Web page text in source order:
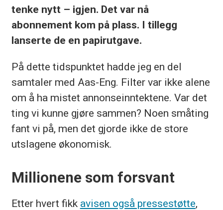
tenke nytt – igjen. Det var nå
abonnement kom på plass. I tillegg
lanserte de en papirutgave.
På dette tidspunktet hadde jeg en del
samtaler med Aas-Eng. Filter var ikke alene
om å ha mistet annonseinntektene. Var det
ting vi kunne gjøre sammen? Noen småting
fant vi på, men det gjorde ikke de store
utslagene økonomisk.
Millionene som forsvant
Etter hvert fikk avisen også pressestøtte,